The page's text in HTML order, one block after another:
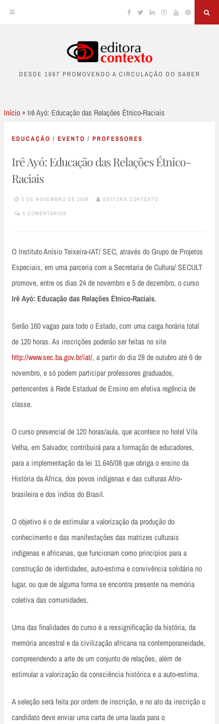
content
Facebook
TwitterLinkedinInstagram
YouTubePinterest
DESDE 1987 PROMOVENDO A CIRCULAÇÃO DO SABER
Início » Irê Ayó: Educação das Relações Étnico-Raciais
EDUCAÇÃO / EVENTO / PROFESSORES
Irê Ayó: Educação das Relações Étnico-
Raciais
5 DE NOVEMBRO DE 2008 EDITORA CONTEXTO
5 COMENTÁRIOS
O Instituto Anísio Teixeira-IAT/ SEC, através do Grupo de Projetos
Especiais, em uma parceria com a Secretaria de Cultura/ SECULT
promove, entre os dias 24 de novembro e 5 de dezembro, o curso
Irê Ayó: Educação das Relações Étnico-Raciais.
Serão 160 vagas para todo o Estado, com uma carga horária total
de 120 horas. As inscrições poderão ser feitas no site
http://www.sec.ba.gov.br/iat/, a partir do dia 28 de outubro até 6 de
novembro, e só podem participar professores graduados,
pertencentes à Rede Estadual de Ensino em efetiva regência de
classe.
O curso presencial de 120 horas/aula, que acontece no hotel Vila
Velha, em Salvador, contribuirá para a formação de educadores,
para a implementação da lei 11.645/08 que obriga o ensino da
História da África, dos povos indígenas e das culturas Afro-
brasileira e dos índios do Brasil.
O objetivo é o de estimular a valorização da produção do
conhecimento e das manifestações das matrizes culturais
indígenas e africanas, que funcionam como princípios para a
construção de identidades, auto-estima e convivência solidária no
lugar, ou que de alguma forma se encontra presente na memória
coletiva das comunidades.
Uma das finalidades do curso é a ressignificação da história, da
memória ancestral e da civilização africana na contemporaneidade,
compreendendo a arte de um conjunto de relações, além de
estimular a valorização da consciência histórica e a auto-estima.
A seleção será feita por ordem de inscrição, e no ato da inscrição o
candidato deve enviar uma carta de uma lauda para o